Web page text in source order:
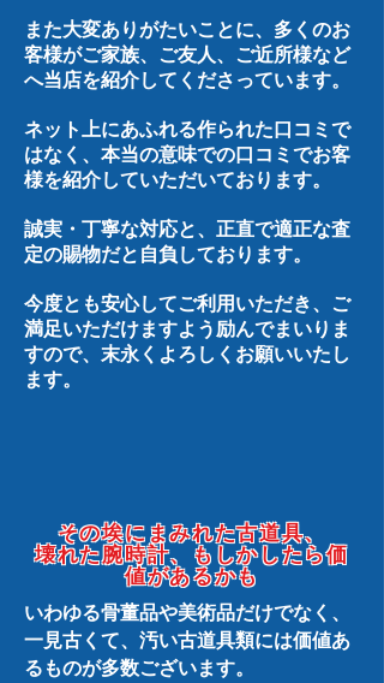
また大変ありがたいことに、多くのお
客様がご家族、ご友人、ご近所様など
へ当店を紹介してくださっています。
ネット上にあふれる作られた口コミで
はなく、本当の意味での口コミでお客
様を紹介していただいております。
誠実・丁寧な対応と、正直で適正な査
定の賜物だと自負しております。
今度とも安心してご利用いただき、ご
満足いただけますよう励んでまいりま
すので、末永くよろしくお願いいたし
ます。
その埃にまみれた古道具、
壊れた腕時計、もしかしたら価
値があるかも
いわゆる骨董品や美術品だけでなく、
一見古くて、汚い古道具類には価値あ
るものが多数ございます。